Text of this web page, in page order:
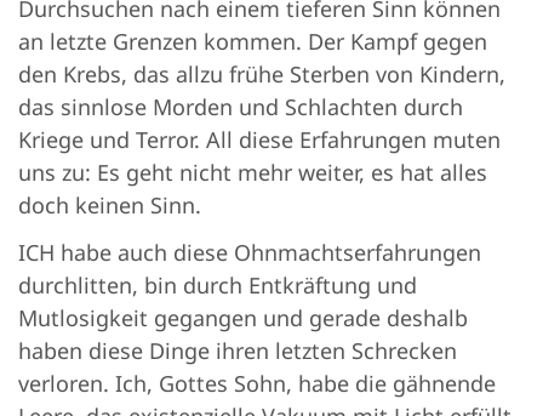
Durchsuchen nach einem tieferen Sinn können
an letzte Grenzen kommen. Der Kampf gegen
den Krebs, das allzu frühe Sterben von Kindern,
das sinnlose Morden und Schlachten durch
Kriege und Terror. All diese Erfahrungen muten
uns zu: Es geht nicht mehr weiter, es hat alles
doch keinen Sinn.
ICH habe auch diese Ohnmachtserfahrungen
durchlitten, bin durch Entkräftung und
Mutlosigkeit gegangen und gerade deshalb
haben diese Dinge ihren letzten Schrecken
verloren. Ich, Gottes Sohn, habe die gähnende